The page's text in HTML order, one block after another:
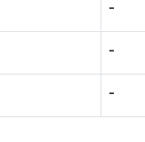
-
-
-